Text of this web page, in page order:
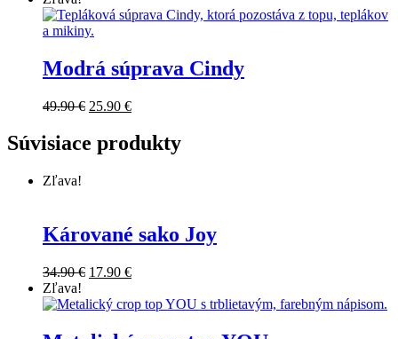
Modrá súprava Cindy
49.90€ 25.90 €
Súvisiace produkty
Zľava!
Kárované sako Joy
34.90€ 17.90 €
Zľava!